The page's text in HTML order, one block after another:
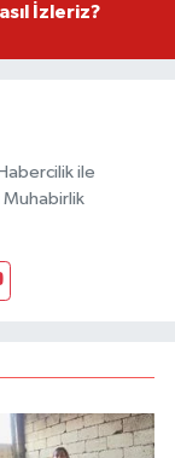
İzleriz?
ile
Muhabirlik